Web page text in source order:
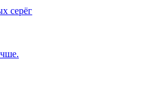
серёг